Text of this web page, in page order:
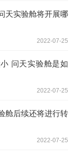
天实验舱将开展哪
2022-07-25
问天实验舱是如
2022-07-25
舱后续还将进行转
2022-07-25